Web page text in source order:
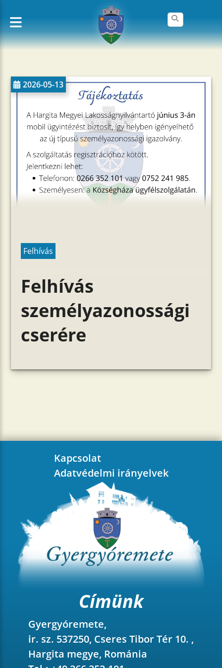
Felhívás
2026-05-13
Felhívás
személyazonossági
cserére
Kapcsolat
Adatvédelmi irányelvek
Címünk
Gyergyóremete,
ir. sz. 537250, Cseres Tibor Tér 10. ,
Hargita megye, Románia